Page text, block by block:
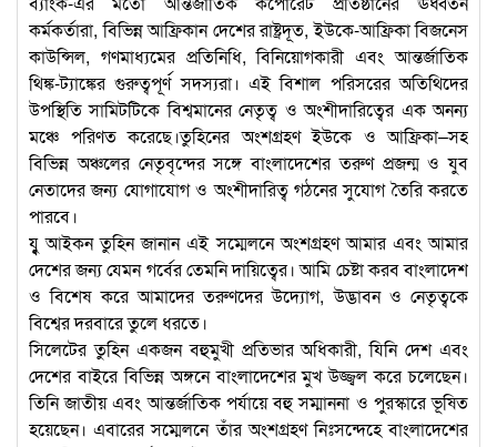
কর্মকর্তারা, বিভিন্ন আফ্রিকান দেশের রাষ্ট্রদূত, ইউকে-আফ্রিকা বিজনেস
কাউন্সিল, গণমাধ্যমের প্রতিনিধি, বিনিয়োগকারী এবং আন্তর্জাতিক
থিঙ্ক-ট্যাঙ্কের গুরুত্বপূর্ণ সদস্যরা। এই বিশাল পরিসরের অতিথিদের
উপস্থিতি সামিটটিকে বিশ্বমানের নেতৃত্ব ও অংশীদারিত্বের এক অনন্য
মঞ্চে পরিণত করেছে।তুহিনের অংশগ্রহণ ইউকে ও আফ্রিকা–সহ
বিভিন্ন অঞ্চলের নেতৃবৃন্দের সঙ্গে বাংলাদেশের তরুণ প্রজন্ম ও যুব
নেতাদের জন্য যোগাযোগ ও অংশীদারিত্ব গঠনের সুযোগ তৈরি করতে
পারবে।
য্বু আইকন তুহিন জানান এই সম্মেলনে অংশগ্রহণ আমার এবং আমার
দেশের জন্য যেমন গর্বের তেমনি দায়িত্বের। আমি চেষ্টা করব বাংলাদেশ
ও বিশেষ করে আমাদের তরুণদের উদ্যোগ, উদ্ভাবন ও নেতৃত্বকে
বিশ্বের দরবারে তুলে ধরতে।
সিলেটের তুহিন একজন বহুমুখী প্রতিভার অধিকারী, যিনি দেশ এবং
দেশের বাইরে বিভিন্ন অঙ্গনে বাংলাদেশের মুখ উজ্জ্বল করে চলেছেন।
তিনি জাতীয় এবং আন্তর্জাতিক পর্যায়ে বহু সম্মাননা ও পুরস্কারে ভূষিত
হয়েছেন। এবারের সম্মেলনে তাঁর অংশগ্রহণ নিঃসন্দেহে বাংলাদেশের